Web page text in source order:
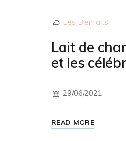
Les Bienfaits
Lait de
et les
29/06/2021
READ MORE